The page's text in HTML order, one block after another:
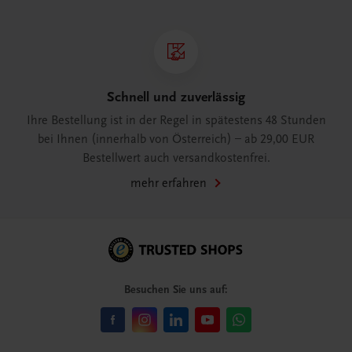
Schnell und zuverlässig
Ihre Bestellung ist in der Regel in spätestens 48 Stunden
bei Ihnen (innerhalb von Österreich) – ab 29,00 EUR
Bestellwert auch versandkostenfrei.
mehr erfahren
Besuchen Sie uns auf: